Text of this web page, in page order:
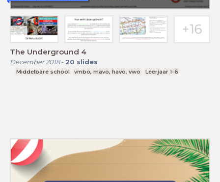
The Underground 4
December 2018- 20 slides
Middelbare school vmbo, mavo, havo, vwo Leerjaar 1-6